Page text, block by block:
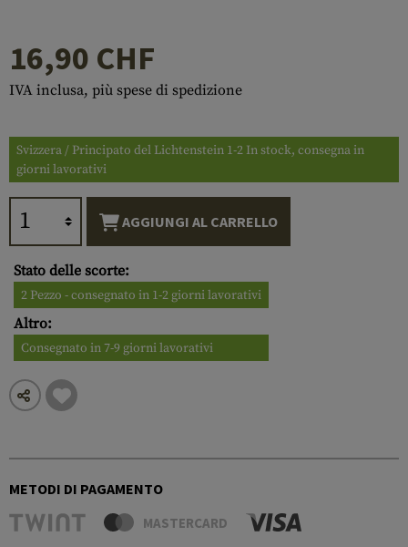
16,90 CHF
IVA inclusa, più spese di spedizione
Svizzera / Principato del Lichtenstein 1-2 In stock, consegna in
giorni lavorativi
AGGIUNGI AL CARRELLO
Stato delle scorte:
2 Pezzo - consegnato in 1-2 giorni lavorativi
Altro:
Consegnato in 7-9 giorni lavorativi
METODI DI PAGAMENTO
MASTERCARD